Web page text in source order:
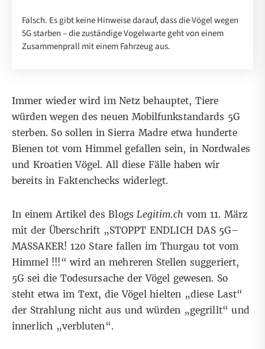
Falsch. Es gibt keine Hinweise darauf, dass die Vögel wegen
5G starben – die zuständige Vogelwarte geht von einem
Zusammenprall mit einem Fahrzeug aus.
Immer wieder wird im Netz behauptet, Tiere
würden wegen des neuen Mobilfunkstandards 5G
sterben. So sollen in Sierra Madre etwa hunderte
Bienentot vom Himmel gefallen sein, in Nordwales
und KroatienVögel. All diese Fälle haben wir
bereits in Faktenchecks widerlegt.
In einemArtikel des BlogsLegitim.ch vom 11. März
mit der Überschrift „STOPPT ENDLICH DAS 5G–
MASSAKER! 120 Stare fallen im Thurgau tot vom
Himmel !!!“ wird an mehreren Stellen suggeriert,
5G sei die Todesursache der Vögel gewesen. So
steht etwa im Text, die Vögel hielten „diese Last“
der Strahlung nicht aus und würden „gegrillt“ und
innerlich „verbluten“.